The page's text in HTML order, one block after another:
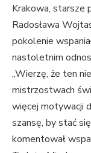
Krakowa, starsze
Radosława
pokolenie
nastoletnim
„Wierzę, że ten
mistrzostwach
więcej motywacji
szansę, by stać
komentował